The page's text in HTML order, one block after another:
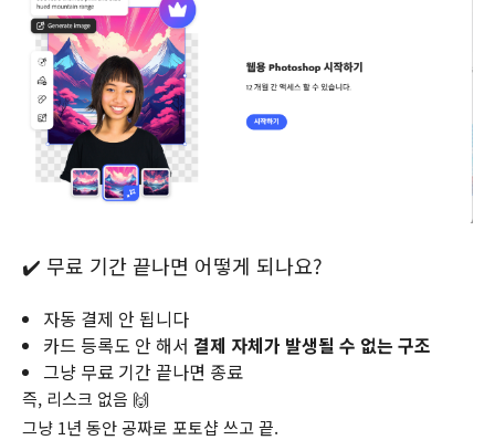
✔️ 무료 기간 끝나면 어떻게 되나요?
자동 결제 안 됩니다
카드 등록도 안 해서 결제 자체가 발생될 수 없는 구조
그냥 무료 기간 끝나면 종료
즉, 리스크 없음 🙌
그냥 1년 동안 공짜로 포토샵 쓰고 끝.